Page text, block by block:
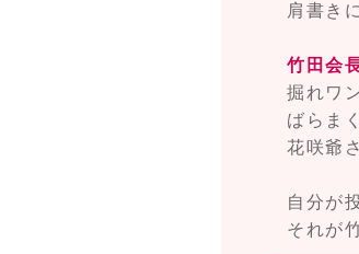
肩書き
竹田会
掘れワ
ばらま
花咲爺
自分が
それが